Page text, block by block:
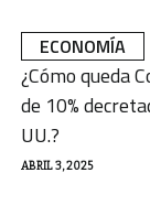
ECONOMÍA
ABRIL 3, 2025
¿Cómo queda
de 10%
UU.?